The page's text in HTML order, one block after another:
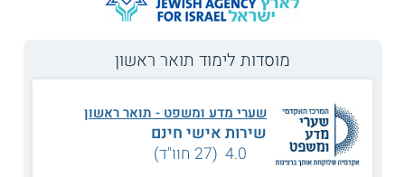
מהי 'מהפכת המכללות'?
בשנים האחרונות תחום ההשכלה הגבוהה בארץ עבר שינויים
רבים, וזאת בעיקר בזכותה של "מהפכת המכללות".
בעבר,לימודי תואר ראשוןהתקיימו רק במסגרת
האוניברסיטאות בארץ. מאז שהוקמו המכללות הפרטיות כמו
המכללה למינהל, וכן, מכללות ציבוריות כגון מכללת ספיר,
המכללה האקדמית אשקלון ומכללת צפת, האפשרות לרכוש
מוסדות לימוד תואר ראשון
שערי מדע ומשפט - תואר ראשון
שירות אישי חינם
4.0 (27 חוו"ד)